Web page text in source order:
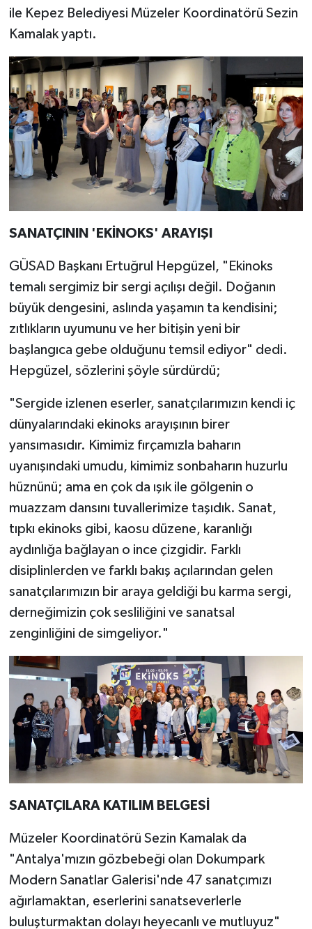
ile Kepez Belediyesi Müzeler Koordinatörü Sezin
Kamalak yaptı.
SANATÇININ 'EKİNOKS' ARAYIŞI
GÜSAD Başkanı Ertuğrul Hepgüzel, "Ekinoks
temalı sergimiz bir sergi açılışı değil. Doğanın
büyük dengesini, aslında yaşamın ta kendisini;
zıtlıkların uyumunu ve her bitişin yeni bir
başlangıca gebe olduğunu temsil ediyor" dedi.
Hepgüzel, sözlerini şöyle sürdürdü;
"Sergide izlenen eserler, sanatçılarımızın kendi iç
dünyalarındaki ekinoks arayışının birer
yansımasıdır. Kimimiz fırçamızla baharın
uyanışındaki umudu, kimimiz sonbaharın huzurlu
hüznünü; ama en çok da ışık ile gölgenin o
muazzam dansını tuvallerimize taşıdık. Sanat,
tıpkı ekinoks gibi, kaosu düzene, karanlığı
aydınlığa bağlayan o ince çizgidir. Farklı
disiplinlerden ve farklı bakış açılarından gelen
sanatçılarımızın bir araya geldiği bu karma sergi,
derneğimizin çok sesliliğini ve sanatsal
zenginliğini de simgeliyor."
SANATÇILARA KATILIM BELGESİ
Müzeler Koordinatörü Sezin Kamalak da
"Antalya'mızın gözbebeği olan Dokumpark
Modern Sanatlar Galerisi'nde 47 sanatçımızı
ağırlamaktan, eserlerini sanatseverlerle
buluşturmaktan dolayı heyecanlı ve mutluyuz"